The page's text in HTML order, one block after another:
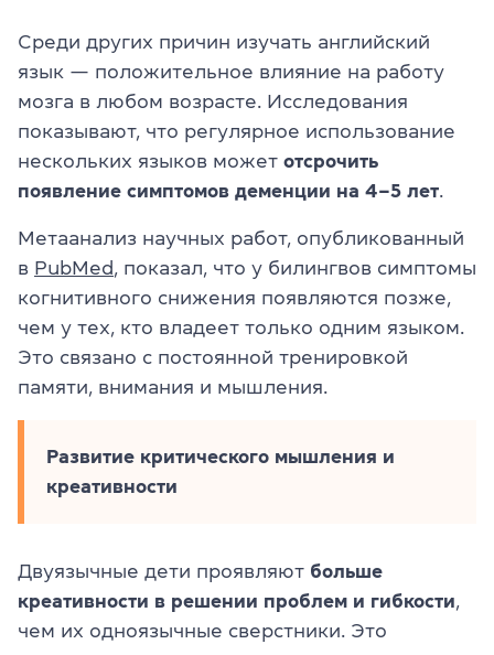
Среди других причин изучать английский
язык — положительное влияние на работу
мозга в любом возрасте. Исследования
показывают, что регулярное использование
нескольких языков может отсрочить
появление симптомов деменции на 4–5 лет
Метаанализ научных работ, опубликованный
в PubMed
, показал, что у билингвов симптомы
когнитивного снижения появляются позже,
чем у тех, кто владеет только одним языком.
Это связано с постоянной тренировкой
памяти, внимания и мышления.
Развитие критического мышления и
креативности
Двуязычные дети проявляют больше
креативности в решении проблем и гибкости
чем их одноязычные сверстники. Это